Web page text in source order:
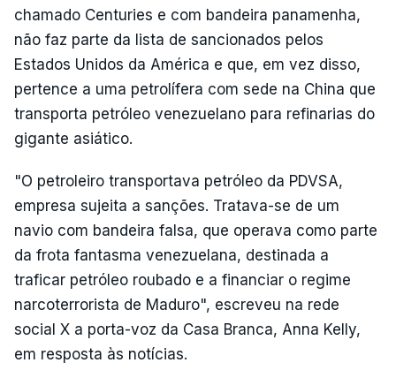
chamado Centuries e com bandeira panamenha,
não faz parte da lista de sancionados pelos
Estados Unidos da América e que, em vez disso,
pertence a uma petrolífera com sede na China que
transporta petróleo venezuelano para refinarias do
gigante asiático.
"O petroleiro transportava petróleo da PDVSA,
empresa sujeita a sanções. Tratava-se de um
navio com bandeira falsa, que operava como parte
da frota fantasma venezuelana, destinada a
traficar petróleo roubado e a financiar o regime
narcoterrorista de Maduro", escreveu na rede
social X a porta-voz da Casa Branca, Anna Kelly,
em resposta às notícias.